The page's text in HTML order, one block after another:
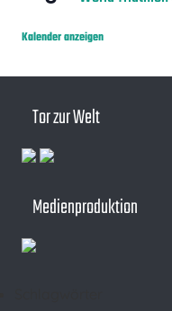
Tor zur Welt
Medienproduktion
Kalender anzeigen